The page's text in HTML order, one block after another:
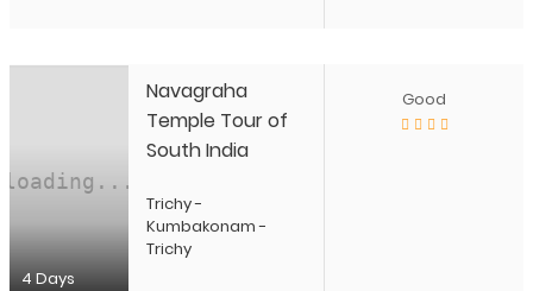
4 Days
Navagraha
Temple Tour of
South India
Trichy -
Kumbakonam -
Trichy
Good